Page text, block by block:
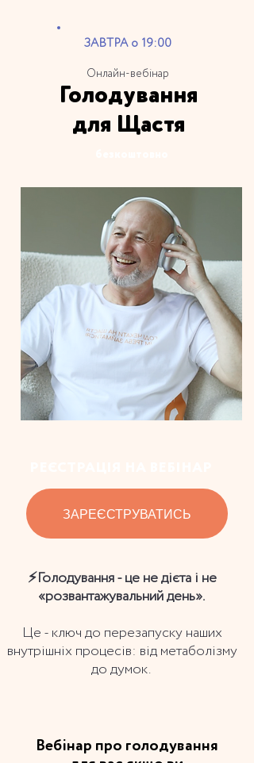
ЗАВТРА о 19:00
Онлайн-вебінар
Голодування
для Щастя
ЗАРЕЄСТРУВАТИСЬ
⚡️Голодування - це не дієта і не
«розвантажувальний день».
Це - ключ до перезапуску наших
внутрішніх процесів: від метаболізму
до думок.
Вебінар про голодування